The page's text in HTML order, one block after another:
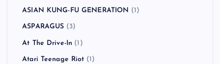
ASIAN KUNG-FU GENERATION (1)
ASPARAGUS (3)
At The Drive-In (1)
Atari Teenage Riot (1)